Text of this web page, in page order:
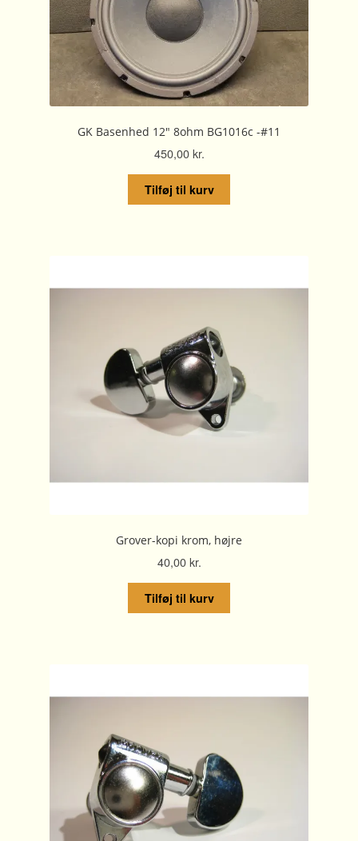
GK Basenhed 12″ 8ohm BG1016c -#11
450,00kr.
Tilføj til kurv
Grover-kopi krom, højre
40,00kr.
Tilføj til kurv